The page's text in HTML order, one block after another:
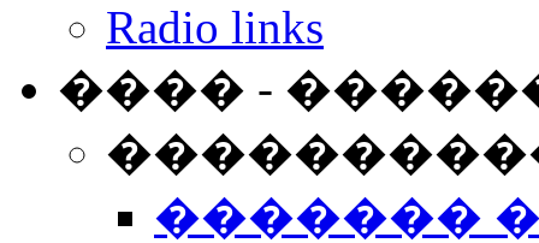
Radio links
���� -
�������